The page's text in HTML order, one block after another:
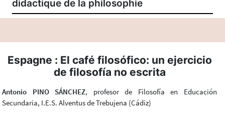
didactique de la philosophie
Espagne : El café filosófico: un ejercicio
de filosofía no escrita
Antonio PINO SÁNCHEZ, profesor de Filosofía en Educación
Secundaria, I.E.S. Alventus de Trebujena (Cádiz)